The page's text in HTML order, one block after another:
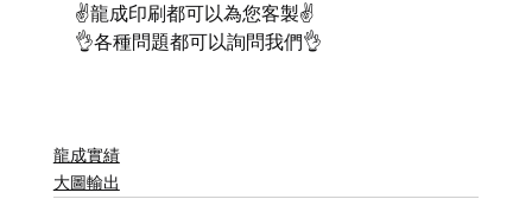
✌龍成印刷都可以為您客製✌
👌各種問題都可以詢問我們👌
龍成實績
大圖輸出